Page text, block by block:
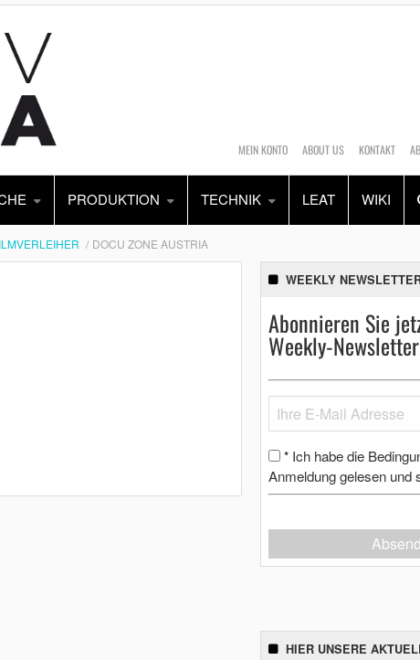
MEIN KONTO ABOUT US KONTAKT
PRODUKTION TECHNIK LEAT WIKI
Alles Shop
DOCU ZONE AUSTRIA
WEEKLY
Abonnieren Sie
Weekly-
* Ich habe die
Anmeldung gelesen und
HIER UNSERE